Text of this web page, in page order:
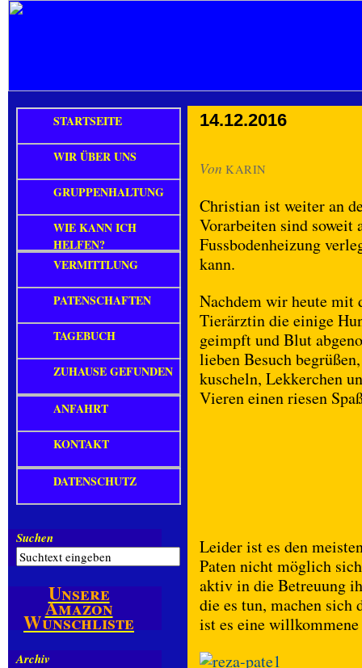
14.12.2016
Von KARIN
Christian ist weiter an
Vorarbeiten sind soweit
Fussbodenheizung
kann.
Nachdem wir heute mit
Tierärztin die einige
geimpft und Blut
lieben Besuch
kuscheln, Lekkerchen
Vieren einen riesen
Leider ist es den
Paten nicht möglich sich
aktiv in die Betreuung
die es tun, machen
ist es eine
STARTSEITE
WIR ÜBER UNS
GRUPPENHALTUNG
WIE KANN ICH
HELFEN?
VERMITTLUNG
PATENSCHAFTEN
TAGEBUCH
ZUHAUSE GEFUNDEN
ANFAHRT
KONTAKT
DATENSCHUTZ
Suchen
Unsere
Amazon
Wunschliste
Archiv